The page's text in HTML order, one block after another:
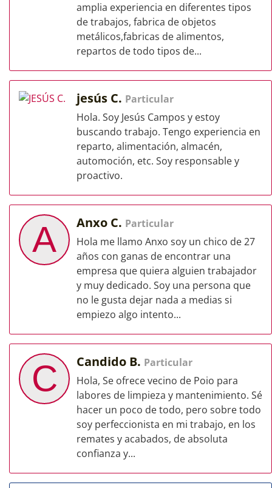
amplia experiencia en diferentes tipos
de trabajos, fabrica de objetos
metálicos,fabricas de alimentos,
repartos de todo tipos de...
jesús C. Particular
Hola. Soy Jesús Campos y estoy
buscando trabajo. Tengo experiencia en
reparto, alimentación, almacén,
automoción, etc. Soy responsable y
proactivo.
A Anxo C. Particular
Hola me llamo Anxo soy un chico de 27
años con ganas de encontrar una
empresa que quiera alguien trabajador
y muy dedicado. Soy una persona que
no le gusta dejar nada a medias si
empiezo algo intento...
C Candido B. Particular
Hola, Se ofrece vecino de Poio para
labores de limpieza y mantenimiento. Sé
hacer un poco de todo, pero sobre todo
soy perfeccionista en mi trabajo, en los
remates y acabados, de absoluta
confianza y...